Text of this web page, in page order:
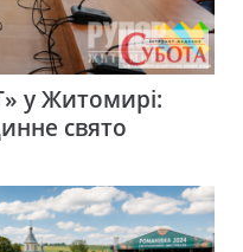
у Житомирі:
свято